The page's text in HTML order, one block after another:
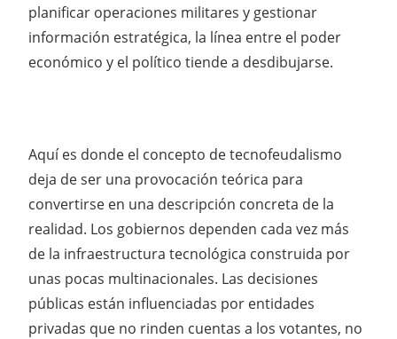
planificar operaciones militares y gestionar
información estratégica, la línea entre el poder
económico y el político tiende a desdibujarse.
Aquí es donde el concepto de tecnofeudalismo
deja de ser una provocación teórica para
convertirse en una descripción concreta de la
realidad. Los gobiernos dependen cada vez más
de la infraestructura tecnológica construida por
unas pocas multinacionales. Las decisiones
públicas están influenciadas por entidades
privadas que no rinden cuentas a los votantes, no